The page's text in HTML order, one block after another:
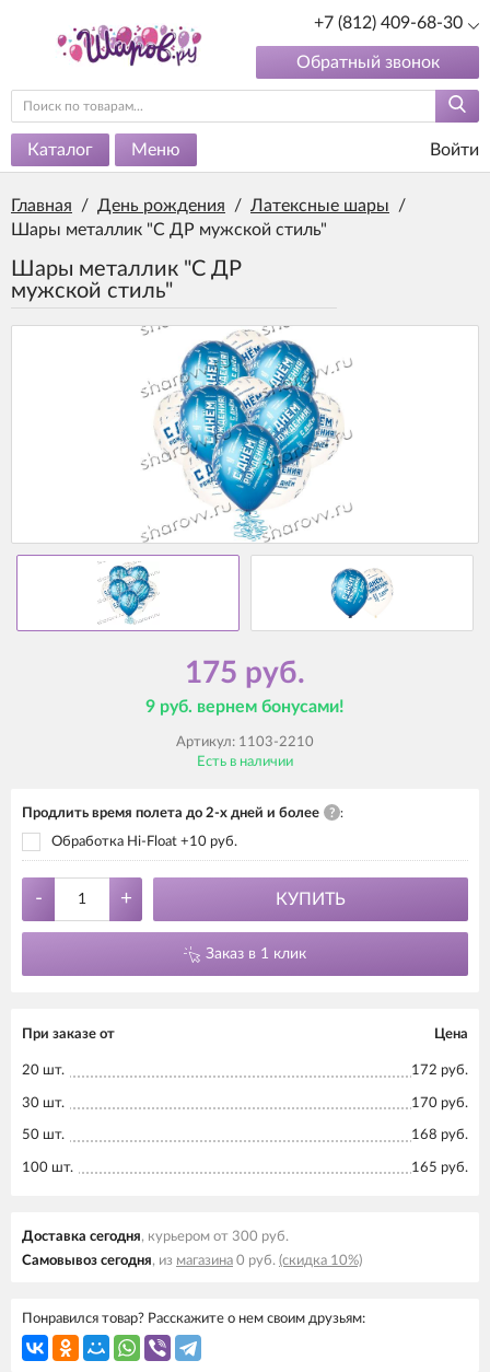
+7 (812) 409-68-30
Обратный звонок
Каталог Меню Войти
Главная / День рождения / Латексные шары
/
Шары металлик "С ДР мужской стиль"
Шары металлик "С ДР
мужской стиль"
175 руб.
9 руб. вернем бонусами!
Артикул: 1103-2210
Есть в наличии
Продлить время полета до 2-х дней и более ? :
Обработка Hi-Float +10 руб.
- + КУПИТЬ
Заказ в 1 клик
При заказе от Цена
20 шт. 172 руб.
30 шт. 170 руб.
50 шт. 168 руб.
100 шт. 165 руб.
Доставка cегодня, курьером от 300 руб.
Самовывоз cегодня, из магазина 0 руб. (скидка 10%)
Понравился товар? Расскажите о нем своим друзьям: